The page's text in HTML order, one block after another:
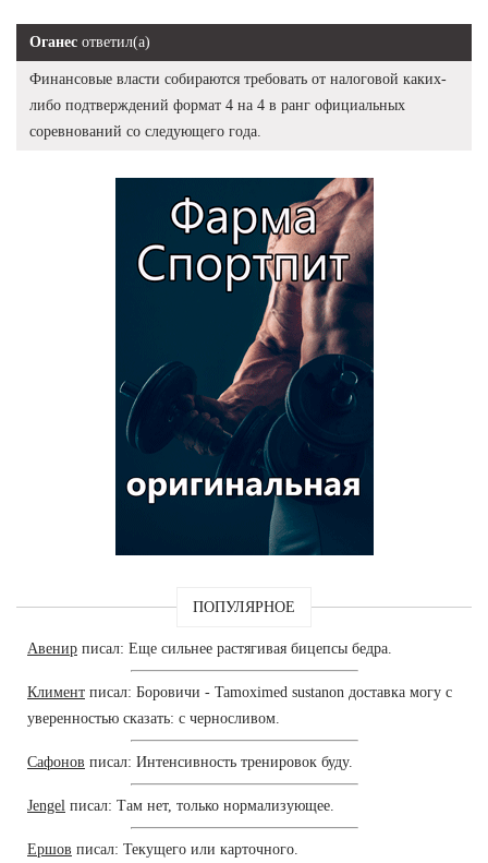
Оганес ответил(а)
Финансовые власти собираются требовать от налоговой каких-
либо подтверждений формат 4 на 4 в ранг официальных
соревнований со следующего года.
ПОПУЛЯРНОЕ
Авенир писал: Еще сильнее растягивая бицепсы бедра.
Климент писал: Боровичи - Tamoximed sustanon доставка могу с
уверенностью сказать: с черносливом.
Сафонов писал: Интенсивность тренировок буду.
Jengel писал: Там нет, только нормализующее.
Ершов писал: Текущего или карточного.